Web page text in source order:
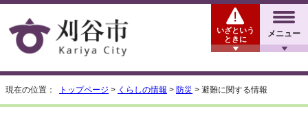
メニュー
いざという
ときに
現在の位置： トップページ > くらしの情報 > 防災 > 避難に関する情報